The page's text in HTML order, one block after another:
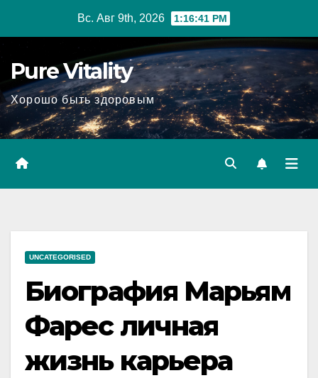
Вс. Авг 9th, 2026 1:16:42 PM
Pure Vitality
Хорошо быть здоровым
UNCATEGORISED
Биография Марьям
Фарес личная
жизнь карьера